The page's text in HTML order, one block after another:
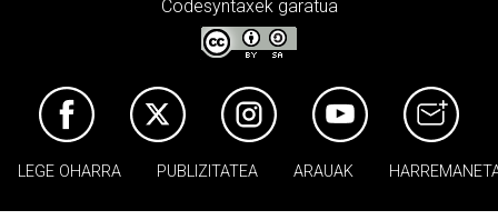
Codesyntaxek garatua
LEGE OHARRA PUBLIZITATEA ARAUAK